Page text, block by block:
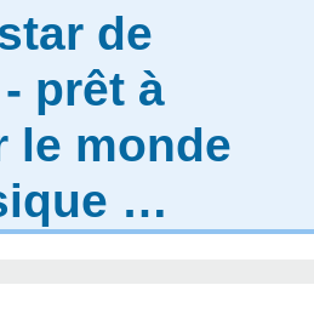
de
prêt à
le monde
…